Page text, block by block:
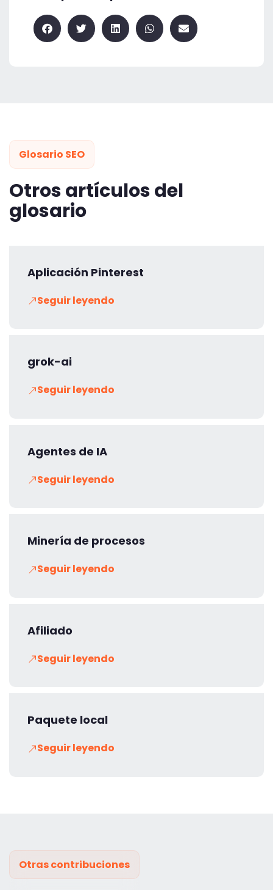
Glosario SEO
Otros artículos del
glosario
Aplicación Pinterest
Seguir leyendo
grok-ai
Seguir leyendo
Agentes de IA
Seguir leyendo
Minería de procesos
Seguir leyendo
Afiliado
Seguir leyendo
Paquete local
Seguir leyendo
Otras contribuciones